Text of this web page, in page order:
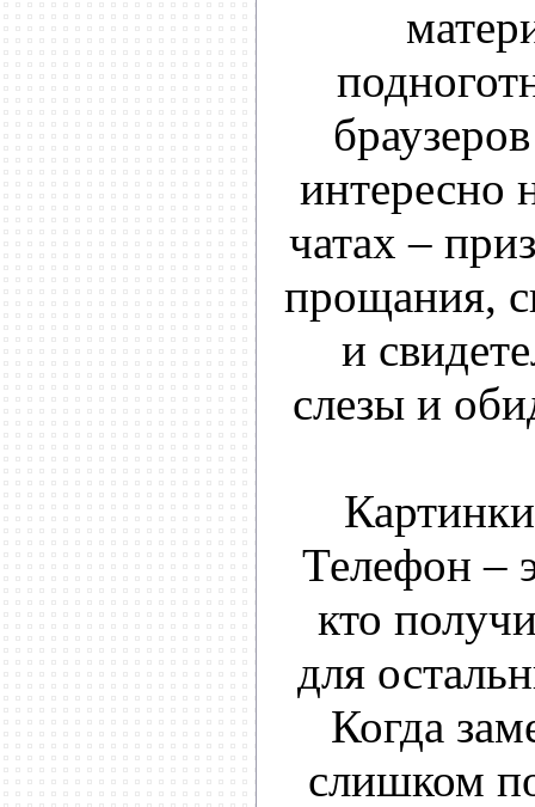
интересно
чатах –
прощания,
и
слезы и
Телефон –
кто
для
Когда
слишком